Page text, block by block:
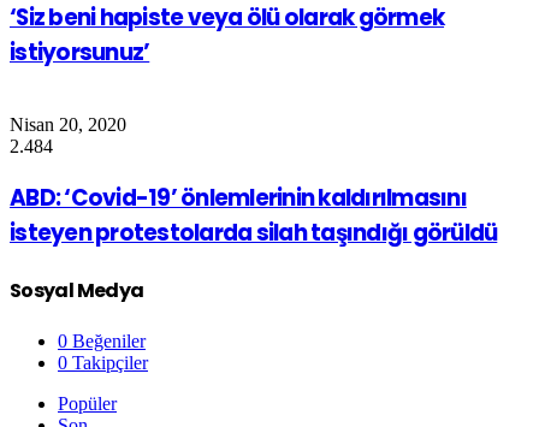
‘Siz beni hapiste veya ölü olarak görmek
istiyorsunuz’
Nisan 20, 2020
2.484
ABD: ‘Covid-19’ önlemlerinin kaldırılmasını
isteyen protestolarda silah taşındığı görüldü
Sosyal Medya
0 Beğeniler
0 Takipçiler
Popüler